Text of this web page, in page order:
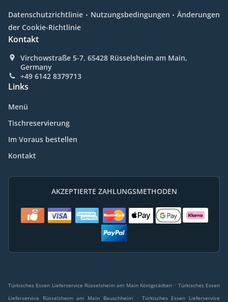
Datenschutzrichtlinie . Nutzungsbedingungen . Änderungen
der Cookie-Richtlinie
Kontakt
Virchowstraße 5-7, 65428 Rüsselsheim am Main,
Germany
+49 6142 8379713
Links
Menü
Tischreservierung
Im Voraus bestellen
Kontakt
AKZEPTIERTE ZAHLUNGSMETHODEN
Türkisches Essen Lieferservice Rüsselsheim am Main Königstädten . Türkisches Essen
Lieferservice Rüsselsheim am Main Bauschheim
. Türkisches Essen Lieferservice